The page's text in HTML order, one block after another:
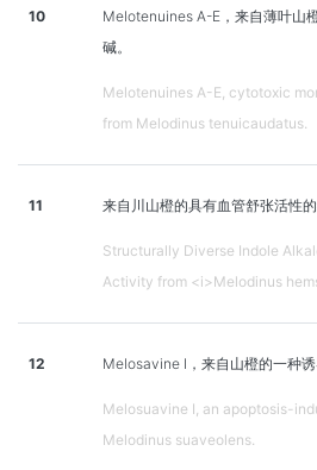
10
Melotenuines A-E，来自薄叶山
碱。
Melotenuines A-E, cytotoxic
from Melodinus tenuicaudatus.
11 来自川山橙的具有血管舒张活性
Structurally Diverse Indole
Activity from <i>Melodinus
12 Melosavine I，来自山橙的一种诱
Melosuavine I, an apoptosis-
Melodinus suaveolens.